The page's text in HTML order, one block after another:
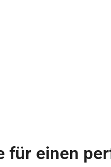
für einen